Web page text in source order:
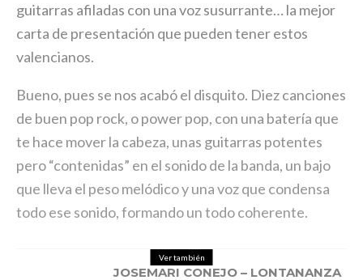
guitarras afiladas con una voz susurrante… la mejor
carta de presentación que pueden tener estos
valencianos.
Bueno, pues se nos acabó el disquito. Diez canciones
de buen pop rock, o power pop, con una batería que
te hace mover la cabeza, unas guitarras potentes
pero “contenidas” en el sonido de la banda, un bajo
que lleva el peso melódico y una voz que condensa
todo ese sonido, formando un todo coherente.
Ver también
JOSEMARI CONEJO – LONTANANZA